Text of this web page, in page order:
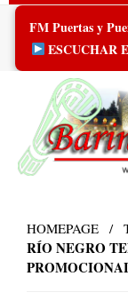
Skip
content
FM Puertas y
ESCUCHAR
HOMEPAGE
RÍO NEGRO